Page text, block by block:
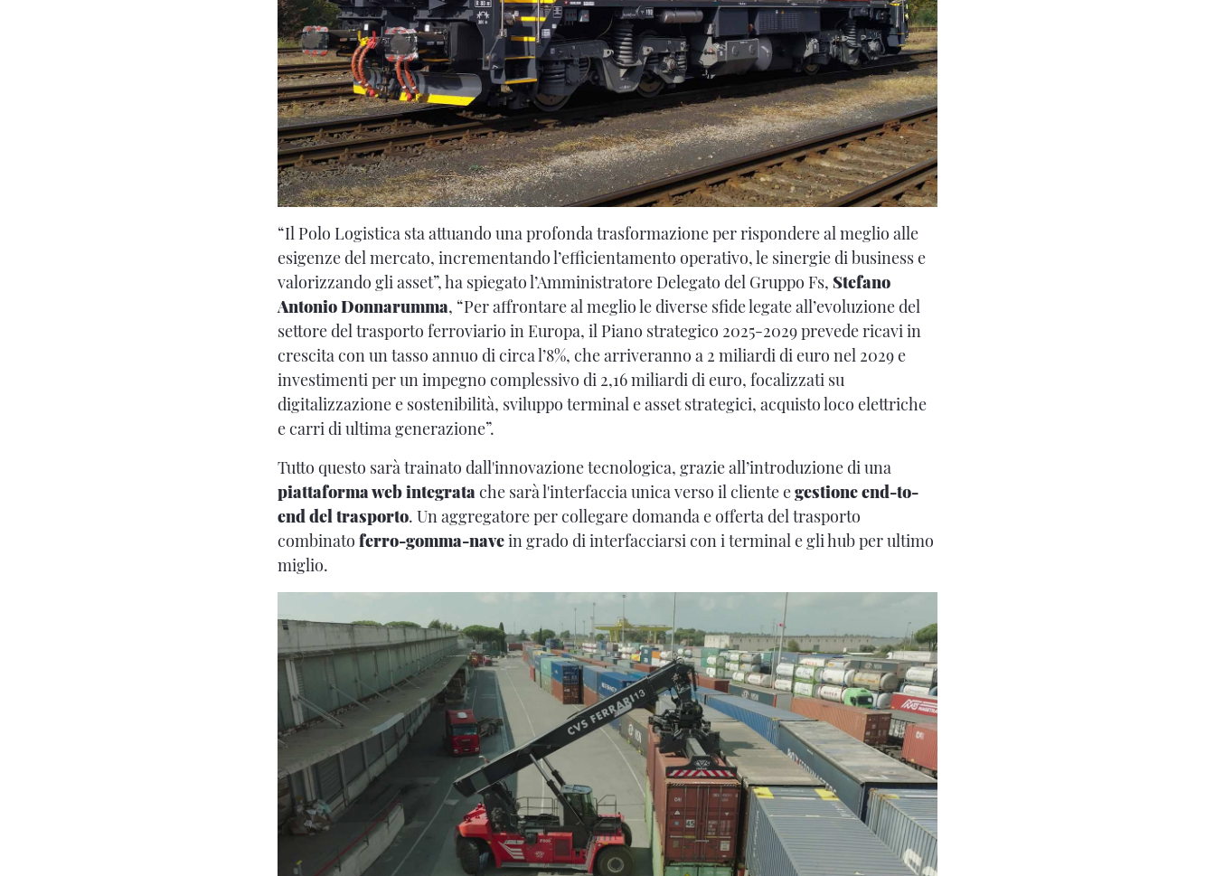
“Il Polo Logistica sta attuando una profonda trasformazione per rispondere al meglio alle
esigenze del mercato, incrementando l’efficientamento operativo, le sinergie di business e
valorizzando gli asset”, ha spiegato l’Amministratore Delegato del Gruppo Fs, Stefano
Antonio Donnarumma, “Per affrontare al meglio le diverse sfide legate all’evoluzione del
settore del trasporto ferroviario in Europa, il Piano strategico 2025-2029 prevede ricavi in
crescita con un tasso annuo di circa l’8%, che arriveranno a 2 miliardi di euro nel 2029 e
investimenti per un impegno complessivo di 2,16 miliardi di euro, focalizzati su
digitalizzazione e sostenibilità, sviluppo terminal e asset strategici, acquisto loco elettriche
e carri di ultima generazione”.
Tutto questo sarà trainato dall'innovazione tecnologica, grazie all’introduzione di una
piattaforma webintegrata che sarà l'interfaccia unica verso il cliente egestione end-to-
end del trasporto. Un aggregatore per collegare domanda e offerta del trasporto
combinato ferro-gomma-navein grado di interfacciarsi con i terminal e gli hub per ultimo
miglio.